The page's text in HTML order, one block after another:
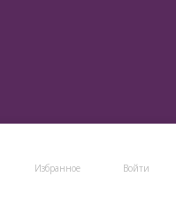
Избранное Войти